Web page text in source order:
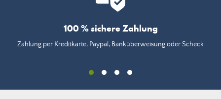
100 % sichere Zahlung
Zahlung per Kreditkarte, Paypal, Banküberweisung oder Scheck